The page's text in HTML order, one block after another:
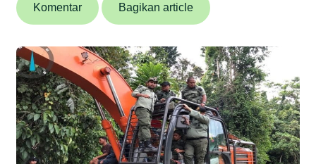
Komentar Bagikan article